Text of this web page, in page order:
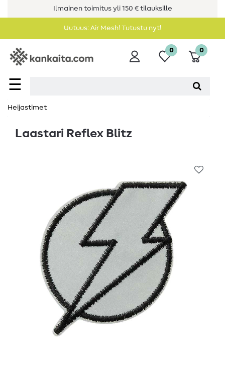
Ilmainen toimitus yli 150 € tilauksille
Uutuus: Air Mesh! Tutustu nyt!
☰
0 0
Heijastimet
Laastari Reflex Blitz